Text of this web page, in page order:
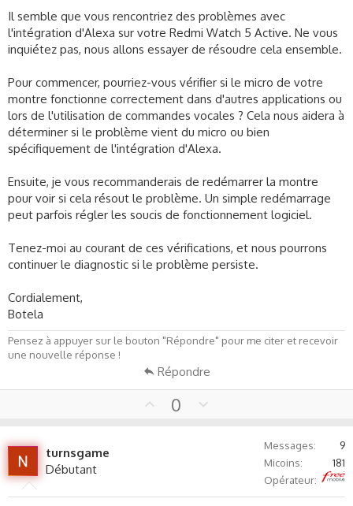
Il semble que vous rencontriez des problèmes avec
l'intégration d'Alexa sur votre Redmi Watch 5 Active. Ne vous
inquiétez pas, nous allons essayer de résoudre cela ensemble.
Pour commencer, pourriez-vous vérifier si le micro de votre
montre fonctionne correctement dans d'autres applications ou
lors de l'utilisation de commandes vocales ? Cela nous aidera à
déterminer si le problème vient du micro ou bien
spécifiquement de l'intégration d'Alexa.
Ensuite, je vous recommanderais de redémarrer la montre
pour voir si cela résout le problème. Un simple redémarrage
peut parfois régler les soucis de fonctionnement logiciel.
Tenez-moi au courant de ces vérifications, et nous pourrons
continuer le diagnostic si le problème persiste.
Cordialement,
Botela
Pensez à appuyer sur le bouton "Répondre" pour me citer et recevoir
une nouvelle réponse !
Répondre
0
turnsgame
Débutant
Messages
9
Micoins
181
Opérateur